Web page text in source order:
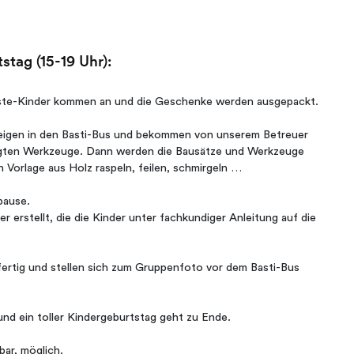
(15-19 Uhr):
Kinder kommen an und die Geschenke werden ausgepackt.
in den Basti-Bus und bekommen von unserem Betreuer
Werkzeuge. Dann werden die Bausätze und Werkzeuge
aus Holz raspeln, feilen, schmirgeln …
erstellt, die die Kinder unter fachkundiger Anleitung auf die
und stellen sich zum Gruppenfoto vor dem Basti-Bus
ein toller Kindergeburtstag geht zu Ende.
möglich.